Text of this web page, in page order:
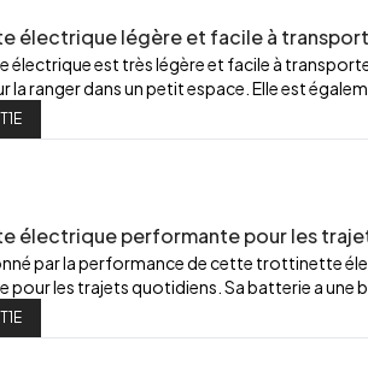
électrique légère et facile à
est très légère et facile à
la ranger dans un petit espace. Elle est
électrique performante pour les
par la performance de cette trottinette
pour les trajets quotidiens. Sa batterie a une